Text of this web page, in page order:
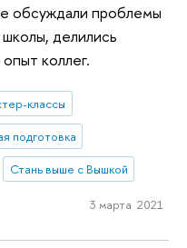
обсуждали проблемы
делились
коллег.
классы
подготовка
Стань выше с Вышкой
3 марта 2021